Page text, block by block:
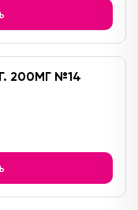
200МГ №14